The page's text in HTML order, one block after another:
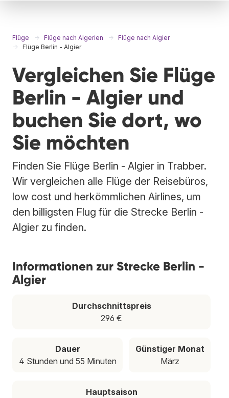
Flüge Flüge nach Algerien
Flüge nach Algier
Flüge Berlin - Algier
Vergleichen Sie Flüge
Berlin - Algier und
buchen Sie dort, wo
Sie möchten
Finden Sie Flüge Berlin - Algier in Trabber.
Wir vergleichen alle Flüge der Reisebüros,
low cost und herkömmlichen Airlines, um
den billigsten Flug für die Strecke Berlin -
Algier zu finden.
Informationen zur Strecke Berlin -
Algier
Durchschnittspreis
296 €
Dauer
4 Stunden und 55 Minuten
Günstiger Monat
März
Hauptsaison